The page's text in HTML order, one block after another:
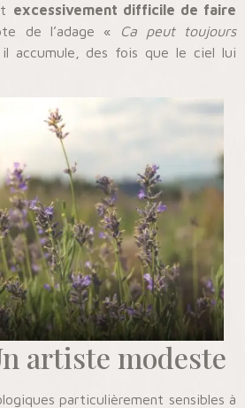
excessivement difficile de faire
de l’adage «
Ca peut toujours
accumule, des fois que le ciel lui
artiste modeste
particulièrement sensibles à